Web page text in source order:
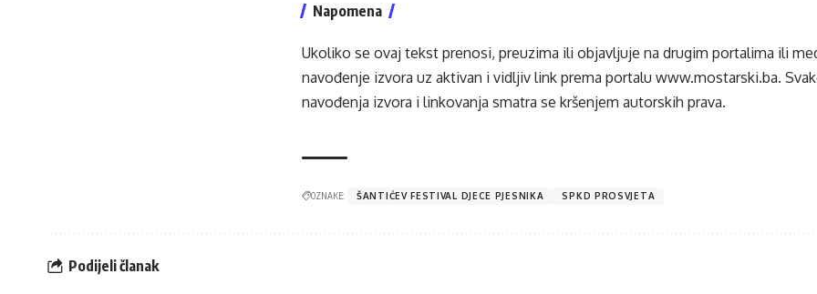
Napomena
Ukoliko se ovaj tekst prenosi, preuzima ili objavljuje na drugim portalima ili
navođenje izvora uz aktivan i vidljiv link prema portalu www.mostarski.ba.
navođenja izvora i linkovanja smatra se kršenjem autorskih prava.
OZNAKE: ŠANTIĆEV FESTIVAL DJECE PJESNIKA SPKD PROSVJETA
Podijeli članak